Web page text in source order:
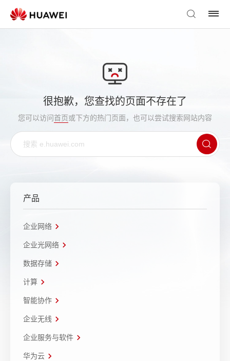
很抱歉，您查找的页面不存在了
您可以访问首页或下方的热门页面，也可以尝试搜索网站内容
产品
企业网络
企业光网络
数据存储
计算
智能协作
企业无线
企业服务与软件
华为云